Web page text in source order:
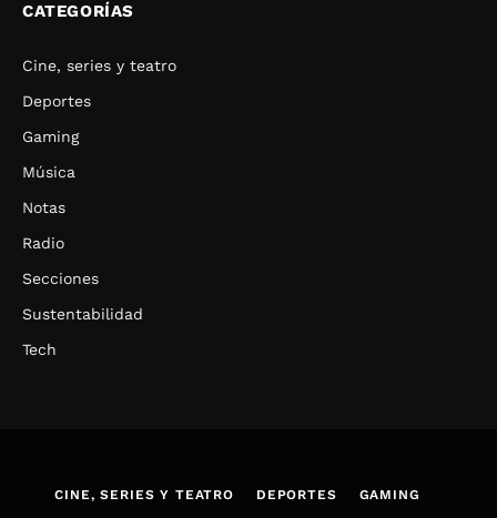
CATEGORÍAS
Cine, series y teatro
Deportes
Gaming
Música
Notas
Radio
Secciones
Sustentabilidad
Tech
CINE, SERIES Y TEATRO DEPORTES GAMING